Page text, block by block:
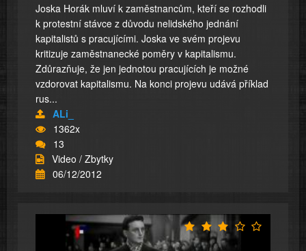
Joska Horák mluví k zaměstnancům, kteří se rozhodli
k protestní stávce z důvodu nelidského jednání
kapitalistů s pracujícími. Joska ve svém projevu
kritizuje zaměstnanecké poměry v kapitalismu.
Zdůrazňuje, že jen jednotou pracujících je možné
vzdorovat kapitalismu. Na konci projevu udává příklad
rus...
ALi_
1362x
13
Video / Zbytky
06/12/2012